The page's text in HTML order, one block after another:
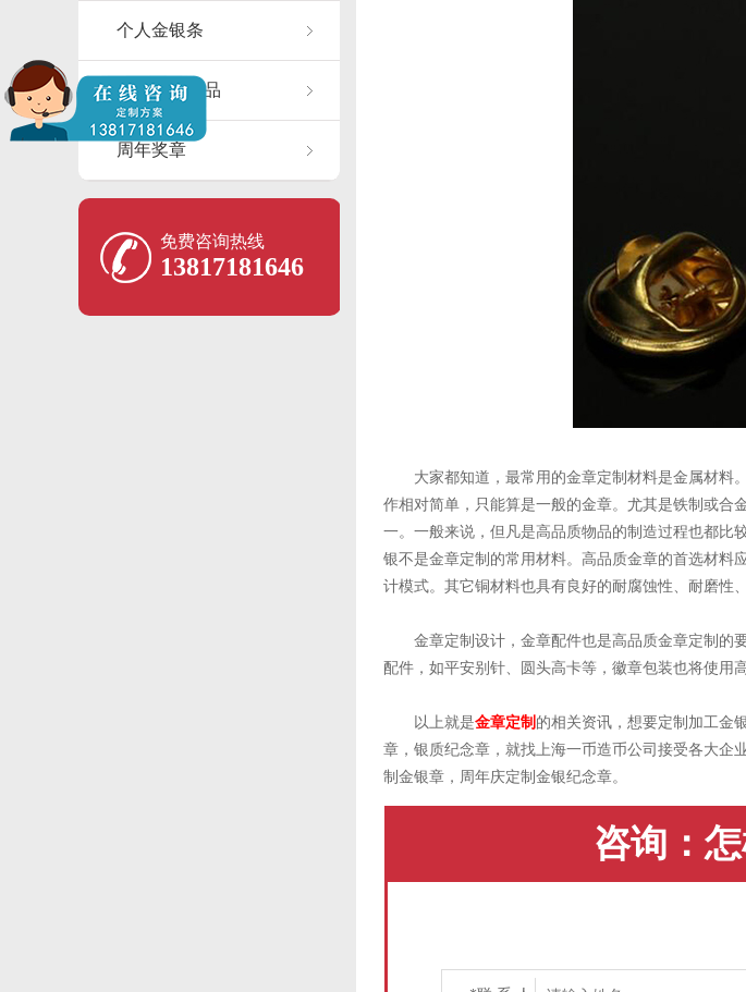
个人金银条
异形纪念产品
周年奖章
免费咨询热线
13817181646
大家都知道，最常用的金章定制材料是金属材料。
作相对简单，只能算是一般的金章。尤其是铁制或合
一。一般来说，但凡是高品质物品的制造过程也都比
银不是金章定制的常用材料。高品质金章的首选材料
计模式。其它铜材料也具有良好的耐腐蚀性、耐磨性
金章定制设计，金章配件也是高品质金章定制的要
配件，如平安别针、圆头高卡等，徽章包装也将使用
以上就是金章定制 的相关资讯，想要定制加工金
章，银质纪念章，就找上海一币造币公司接受各大企
制金银章，周年庆定制金银纪念章。
咨询：